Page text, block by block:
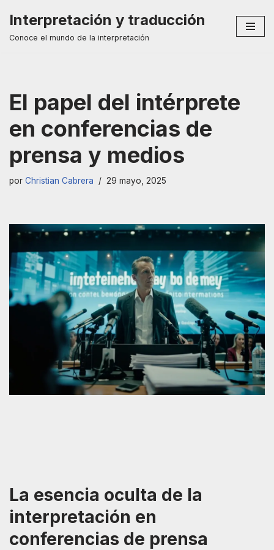
Saltar
Interpretación y traducción
Conoce el mundo de la interpretación
El papel del intérprete
en conferencias de
prensa y medios
por Christian Cabrera 29 mayo, 2025
La esencia oculta de la
interpretación en
conferencias de prensa